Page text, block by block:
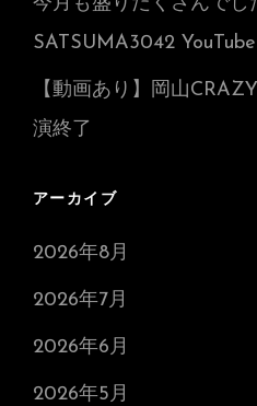
SATSUMA3042
【動画あり】岡山
演終了
アーカイブ
2026年8月
2026年7月
2026年6月
2026年5月